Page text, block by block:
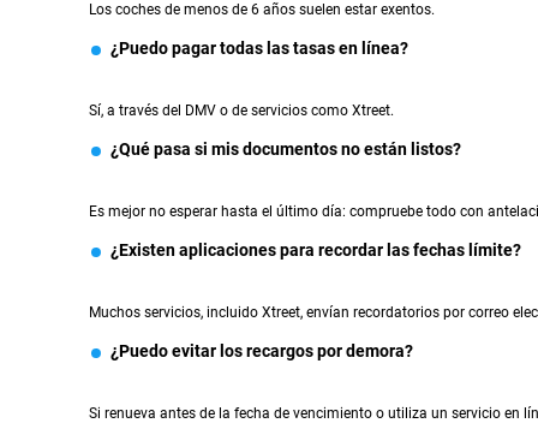
Los coches de menos de 6 años suelen estar exentos.
¿Puedo pagar todas las tasas en línea?
Sí, a través del DMV o de servicios como Xtreet.
¿Qué pasa si mis documentos no están listos?
Es mejor no esperar hasta el último día: compruebe todo con
¿Existen aplicaciones para recordar las fechas límite?
Muchos servicios, incluido Xtreet, envían recordatorios por correo
¿Puedo evitar los recargos por demora?
Si renueva antes de la fecha de vencimiento o utiliza un servicio en